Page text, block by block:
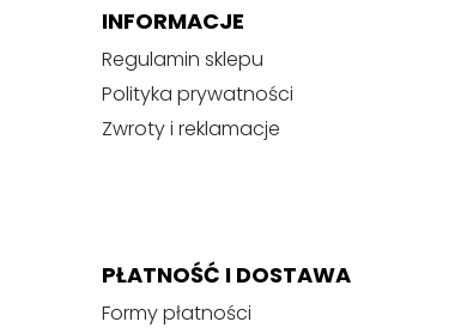
INFORMACJE
Regulamin sklepu
Polityka prywatności
Zwroty i reklamacje
PŁATNOŚĆ I DOSTAWA
Formy płatności